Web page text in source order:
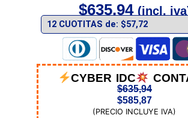
$635,94 (incl.
CYBER IDC
$635,94
$585,87
(PRECIO INCLUYE IVA)